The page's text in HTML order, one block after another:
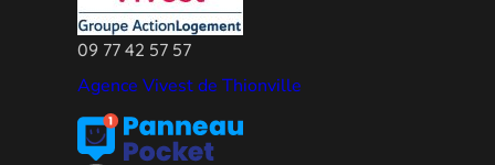
09 77 42 57 57
Agence Vivest de Thionville